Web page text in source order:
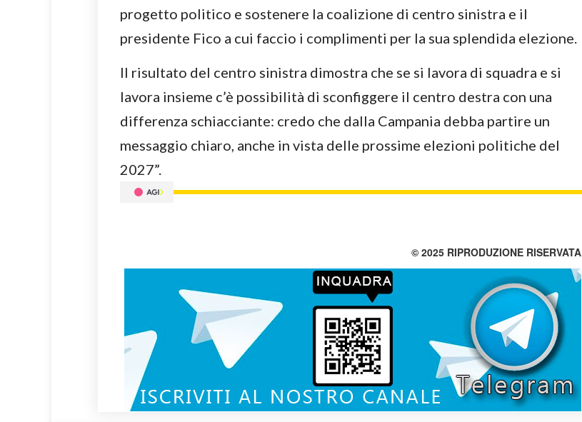
progetto politico e sostenere la coalizione di centro sinistra e il
presidente Fico a cui faccio i complimenti per la sua splendida elezione.
Il risultato del centro sinistra dimostra che se si lavora di squadra e si
lavora insieme c’è possibilità di sconfiggere il centro destra con una
differenza schiacciante: credo che dalla Campania debba partire un
messaggio chiaro, anche in vista delle prossime elezioni politiche del
2027”.
© 2025 RIPRODUZIONE RISERVATA